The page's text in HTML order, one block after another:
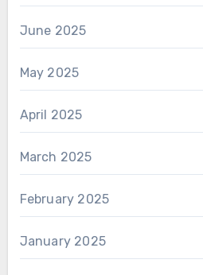
June 2025
May 2025
April 2025
March 2025
February 2025
January 2025